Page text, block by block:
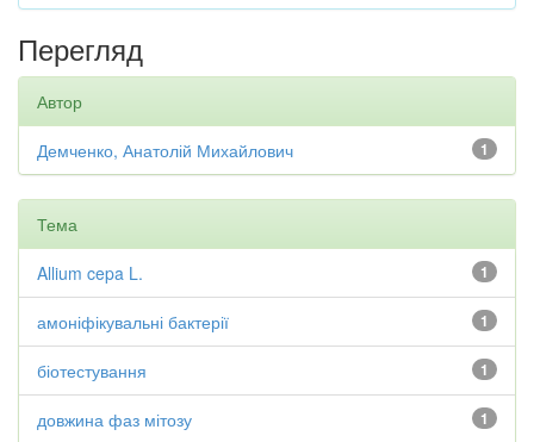
Перегляд
Автор
1
Демченко, Анатолій Михайлович
Тема
1
Allium cepa L.
1
амоніфікувальні бактерії
1
біотестування
1
довжина фаз мітозу